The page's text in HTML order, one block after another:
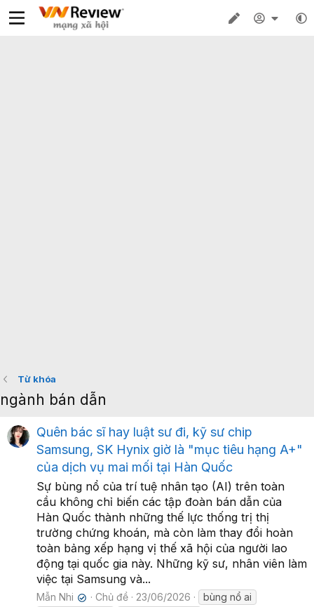
Từ khóa
ngành bán dẫn
Quên bác sĩ hay luật sư đi, kỹ sư chip
Samsung, SK Hynix giờ là "mục tiêu hạng A+"
của dịch vụ mai mối tại Hàn Quốc
Sự bùng nổ của trí tuệ nhân tạo (AI) trên toàn
cầu không chỉ biến các tập đoàn bán dẫn của
Hàn Quốc thành những thế lực thống trị thị
trường chứng khoán, mà còn làm thay đổi hoàn
toàn bảng xếp hạng vị thế xã hội của người lao
động tại quốc gia này. Những kỹ sư, nhân viên làm
việc tại Samsung và...
Mẫn Nhi ✔ Chủ đề 23/06/2026
bùng nổ ai